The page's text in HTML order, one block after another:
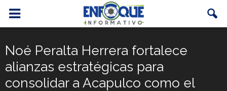
Noé Peralta Herrera fortalece
alianzas estratégicas para
consolidar a Acapulco como el